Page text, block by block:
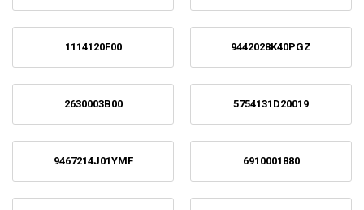
1114120F00 9442028K40PGZ
2630003B00 5754131D20019
9467214J01YMF 6910001880